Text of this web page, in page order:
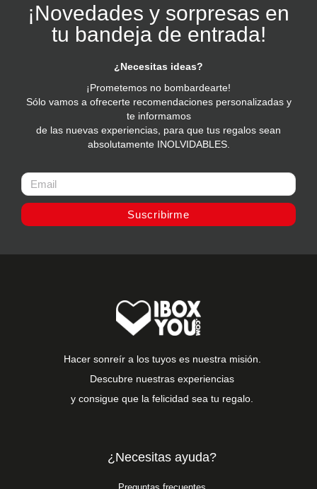
¡Novedades y sorpresas en
tu bandeja de entrada!
¿Necesitas ideas?
¡Prometemos no bombardearte!
Sólo vamos a ofrecerte recomendaciones personalizadas y
te informamos
de las nuevas experiencias, para que tus regalos sean
absolutamente INOLVIDABLES.
Suscribirme
Hacer sonreír a los tuyos es nuestra misión.
Descubre nuestras experiencias
y consigue que la felicidad sea tu regalo.
¿Necesitas ayuda?